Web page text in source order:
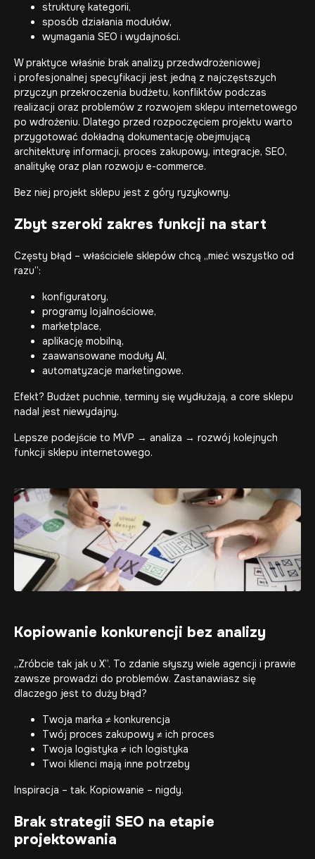
strukturę kategorii,
sposób działania modułów,
wymagania SEO i wydajności.
W praktyce właśnie brak analizy przedwdrożeniowej
i profesjonalnej specyfikacji jest jedną z najczęstszych
przyczyn przekroczenia budżetu, konfliktów podczas
realizacji oraz problemów z rozwojem sklepu internetowego
po wdrożeniu. Dlatego przed rozpoczęciem projektu warto
przygotować dokładną dokumentację obejmującą
architekturę informacji, proces zakupowy, integracje, SEO,
analitykę oraz plan rozwoju e-commerce.
Bez niej projekt sklepu jest z góry ryzykowny.
Zbyt szeroki zakres funkcji na start
Częsty błąd – właściciele sklepów chcą „mieć wszystko od
razu”:
konfiguratory,
programy lojalnościowe,
marketplace,
aplikację mobilną,
zaawansowane moduły AI,
automatyzacje marketingowe.
Efekt? Budżet puchnie, terminy się wydłużają, a core sklepu
nadal jest niewydajny.
Lepsze podejście to MVP → analiza → rozwój kolejnych
funkcji sklepu internetowego.
Kopiowanie konkurencji bez analizy
„Zróbcie tak jak u X”. To zdanie słyszy wiele agencji i prawie
zawsze prowadzi do problemów. Zastanawiasz się
dlaczego jest to duży błąd?
Twoja marka ≠ konkurencja
Twój proces zakupowy ≠ ich proces
Twoja logistyka ≠ ich logistyka
Twoi klienci mają inne potrzeby
Inspiracja – tak. Kopiowanie – nigdy.
Brak strategii SEO na etapie
projektowania